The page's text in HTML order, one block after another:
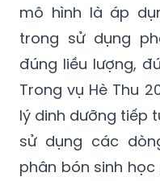
mô hình là áp
trong sử dụng
đúng liều lượng,
Trong vụ Hè Thu
lý dinh dưỡng tiếp
sử dụng các
phân bón sinh